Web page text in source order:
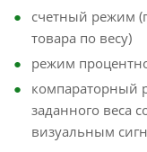
счетный режим
товара по весу)
режим
компараторный
заданного веса
визуальным